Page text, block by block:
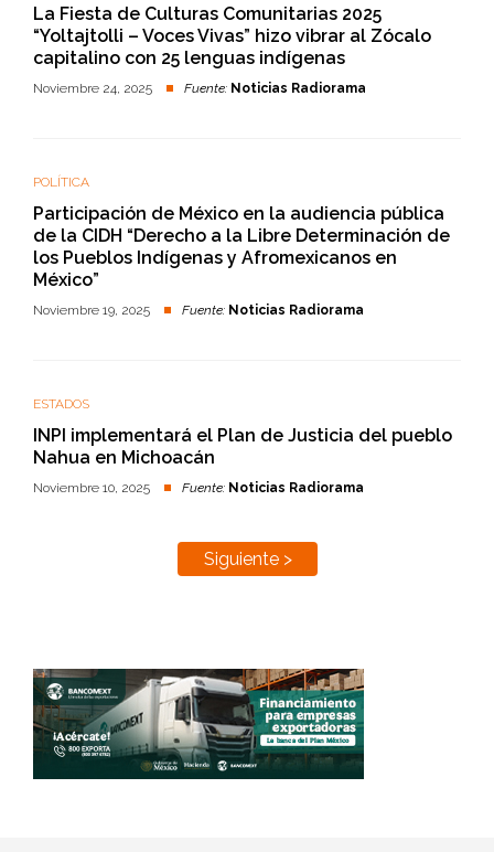
La Fiesta de Culturas Comunitarias 2025
“Yoltajtolli – Voces Vivas” hizo vibrar al Zócalo
capitalino con 25 lenguas indígenas
Noviembre 24, 2025 Fuente: Noticias Radiorama
POLÍTICA
Participación de México en la audiencia pública
de la CIDH “Derecho a la Libre Determinación de
los Pueblos Indígenas y Afromexicanos en
México”
Noviembre 19, 2025 Fuente: Noticias Radiorama
ESTADOS
INPI implementará el Plan de Justicia del pueblo
Nahua en Michoacán
Noviembre 10, 2025 Fuente: Noticias Radiorama
Siguiente >